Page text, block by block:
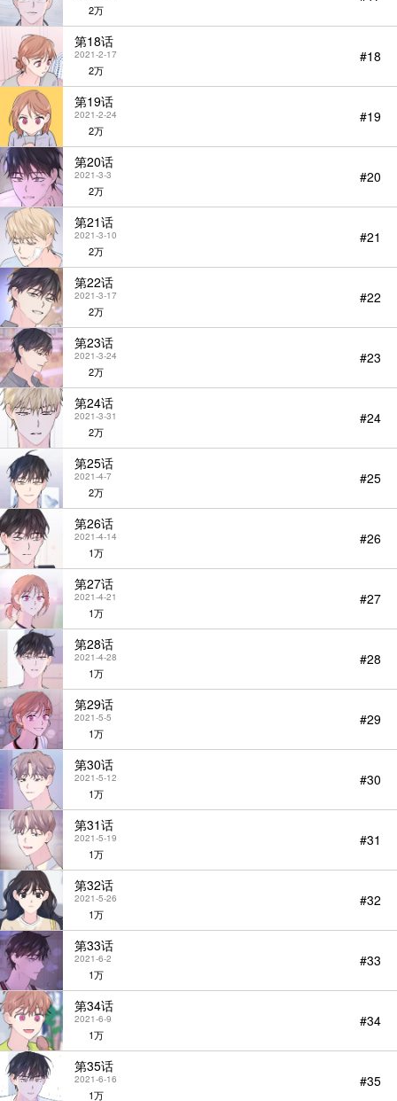
2万
第18话
2021-2-17
2万
#18
第19话
2021-2-24
2万
#19
第20话
2021-3-3
2万
#20
第21话
2021-3-10
2万
#21
第22话
2021-3-17
2万
#22
第23话
2021-3-24
2万
#23
第24话
2021-3-31
2万
#24
第25话
2021-4-7
2万
#25
第26话
2021-4-14
1万
#26
第27话
2021-4-21
1万
#27
第28话
2021-4-28
1万
#28
第29话
2021-5-5
1万
#29
第30话
2021-5-12
1万
#30
第31话
2021-5-19
1万
#31
第32话
2021-5-26
1万
#32
第33话
2021-6-2
1万
#33
第34话
2021-6-9
1万
#34
第35话
2021-6-16
1万
#35